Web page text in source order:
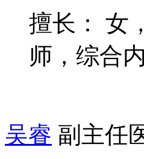
擅长： 女
师，综合
吴睿 副主任